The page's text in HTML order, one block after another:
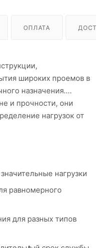
ОПЛАТА
широких проемов в
назначения.
и прочности, они
нагрузок от
нагрузки
равномерного
для разных типов